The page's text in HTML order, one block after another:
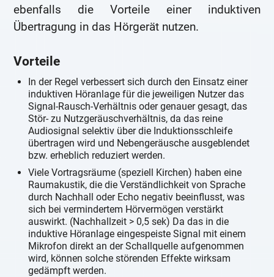
ebenfalls die Vorteile einer induktiven
Übertragung in das Hörgerät nutzen.
Vorteile
In der Regel verbessert sich durch den Einsatz einer
induktiven Höranlage für die jeweiligen Nutzer das
Signal-Rausch-Verhältnis oder genauer gesagt, das
Stör- zu Nutzgeräuschverhältnis, da das reine
Audiosignal selektiv über die Induktionsschleife
übertragen wird und Nebengeräusche ausgeblendet
bzw. erheblich reduziert werden.
Viele Vortragsräume (speziell Kirchen) haben eine
Raumakustik, die die Verständlichkeit von Sprache
durch Nachhall oder Echo negativ beeinflusst, was
sich bei vermindertem Hörvermögen verstärkt
auswirkt. (Nachhallzeit > 0,5 sek) Da das in die
induktive Höranlage eingespeiste Signal mit einem
Mikrofon direkt an der Schallquelle aufgenommen
wird, können solche störenden Effekte wirksam
gedämpft werden.